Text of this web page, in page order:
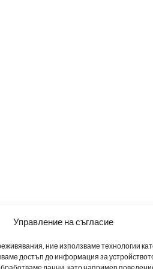
Управление на съгласие
ние използваме технологии
достъп до информация за